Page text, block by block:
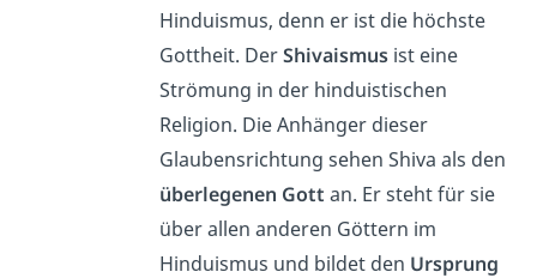
Hinduismus, denn er ist die höchste
Gottheit. DerShivaismusist eine
Strömung in der hinduistischen
Religion. Die Anhänger dieser
Glaubensrichtung sehen Shiva als den
überlegenen Gott an. Er steht für sie
über allen anderen Göttern im
Hinduismus und bildet den Ursprung